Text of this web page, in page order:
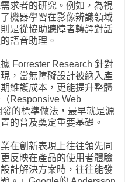
求者的研究。例如，為視
機器學習在影像辨識領域
是從協助聽障者轉譯對話
語音助理。
Forrester Research 針對
，當無障礙設計被納入產
維護成本，更能提升整體
Responsive Web
的標準做法，最早就是源
的普及奠定重要基礎。
在創新表現上往往領先同
反映在產品的使用者體驗
計解決方案時，往往能發